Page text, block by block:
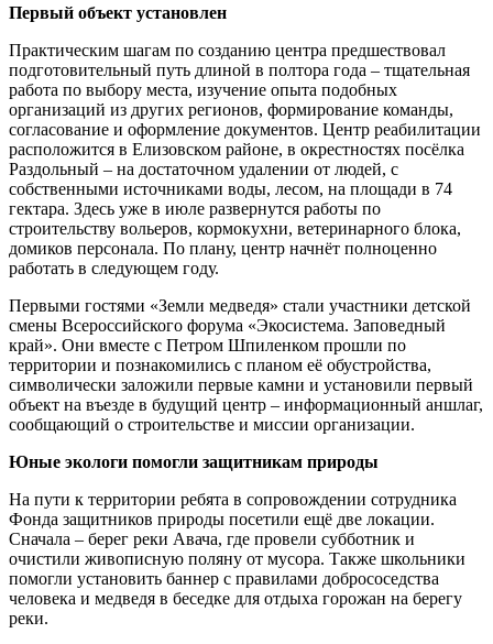
Первый объект установлен
Практическим шагам по созданию центра предшествовал
подготовительный путь длиной в полтора года – тщательная
работа по выбору места, изучение опыта подобных
организаций из других регионов, формирование команды,
согласование и оформление документов. Центр реабилитации
расположится в Елизовском районе, в окрестностях посёлка
Раздольный – на достаточном удалении от людей, с
собственными источниками воды, лесом, на площади в 74
гектара. Здесь уже в июле развернутся работы по
строительству вольеров, кормокухни, ветеринарного блока,
домиков персонала. По плану, центр начнёт полноценно
работать в следующем году.
Первыми гостями «Земли медведя» стали участники детской
смены Всероссийского форума «Экосистема. Заповедный
край». Они вместе с Петром Шпиленком прошли по
территории и познакомились с планом её обустройства,
символически заложили первые камни и установили первый
объект на въезде в будущий центр – информационный аншлаг,
сообщающий о строительстве и миссии организации.
Юные экологи помогли защитникам природы
На пути к территории ребята в сопровождении сотрудника
Фонда защитников природы посетили ещё две локации.
Сначала – берег реки Авача, где провели субботник и
очистили живописную поляну от мусора. Также школьники
помогли установить баннер с правилами добрососедства
человека и медведя в беседке для отдыха горожан на берегу
реки.